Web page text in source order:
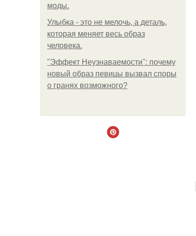
моды.
Улыбка - это не мелочь, а деталь,
которая меняет весь образ
человека.
"Эффект Неузнаваемости": почему
новый образ певицы вызвал споры
о гранях возможного?